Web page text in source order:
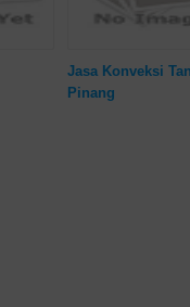
Jasa Konveksi
Pinang